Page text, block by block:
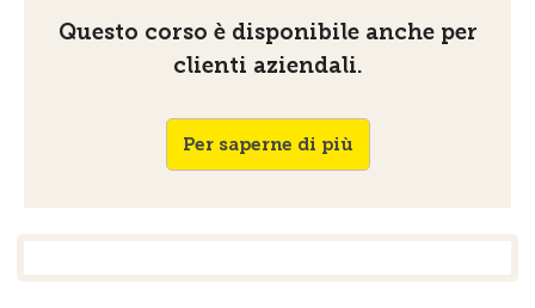
Questo corso è disponibile anche per
clienti aziendali.
Per saperne di più